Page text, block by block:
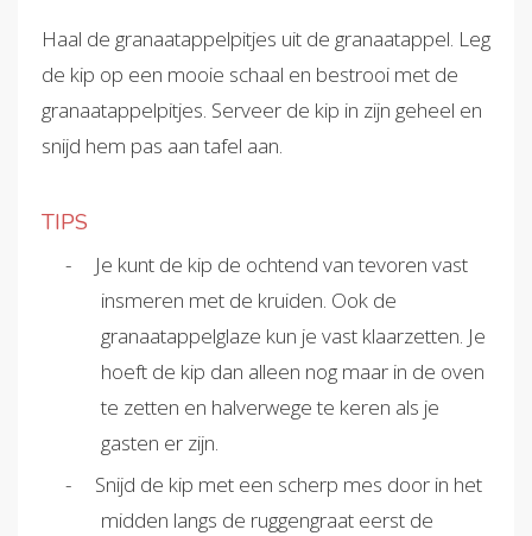
Haal de granaatappelpitjes uit de granaatappel. Leg
de kip op een mooie schaal en bestrooi met de
granaatappelpitjes. Serveer de kip in zijn geheel en
snijd hem pas aan tafel aan.
TIPS
Je kunt de kip de ochtend van tevoren vast
insmeren met de kruiden. Ook de
granaatappelglaze kun je vast klaarzetten. Je
hoeft de kip dan alleen nog maar in de oven
te zetten en halverwege te keren als je
gasten er zijn.
Snijd de kip met een scherp mes door in het
midden langs de ruggengraat eerst de